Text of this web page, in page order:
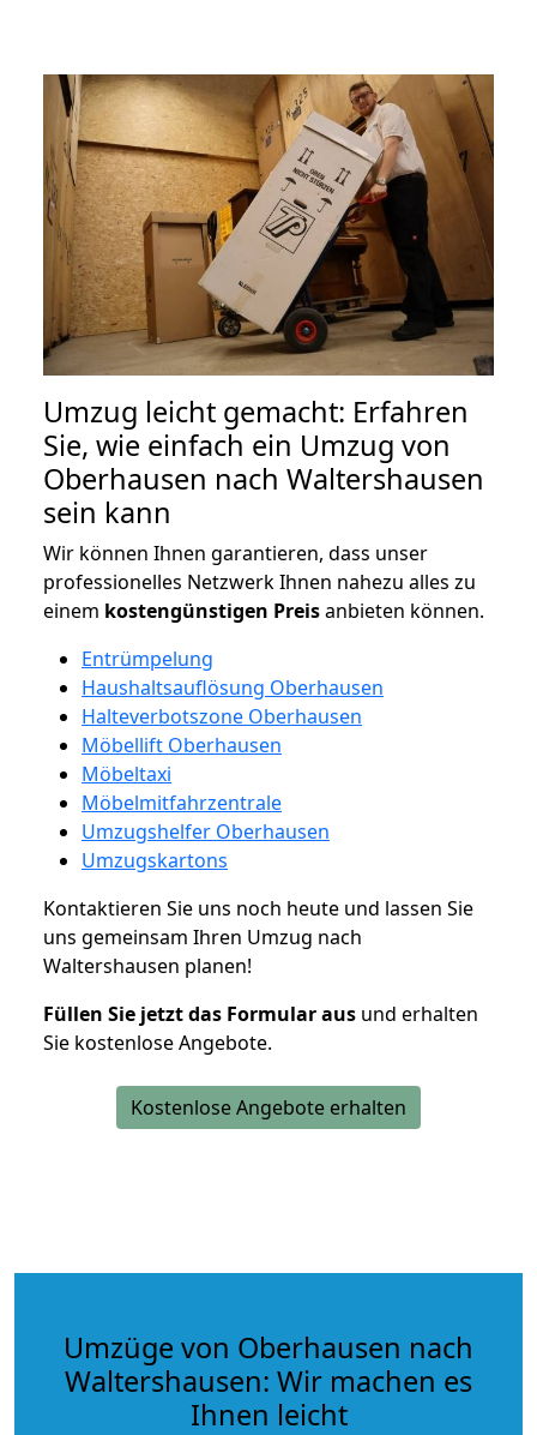
Umzug leicht gemacht: Erfahren
Sie, wie einfach ein Umzug von
Oberhausen nach Waltershausen
sein kann
Wir können Ihnen garantieren, dass unser
professionelles Netzwerk Ihnen nahezu alles zu
einem kostengünstigen Preisanbieten können.
Entrümpelung
Haushaltsauflösung Oberhausen
Halteverbotszone Oberhausen
Möbellift Oberhausen
Möbeltaxi
Möbelmitfahrzentrale
Umzugshelfer Oberhausen
Umzugskartons
Kontaktieren Sie uns noch heute und lassen Sie
uns gemeinsam Ihren Umzug nach
Waltershausen planen!
Füllen Sie jetzt das Formular aus und erhalten
Sie kostenlose Angebote.
Kostenlose Angebote erhalten
Umzüge von Oberhausen nach
Waltershausen: Wir machen es
Ihnen leicht